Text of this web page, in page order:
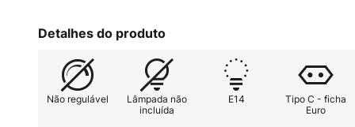
Detalhes do produto
Não regulável
Lâmpada não
incluída
E14
Tipo C - ficha
Euro